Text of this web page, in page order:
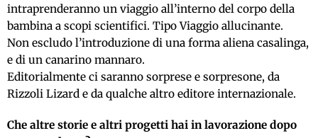
intraprenderanno un viaggio all’interno del corpo della
bambina a scopi scientifici. Tipo Viaggio allucinante.
Non escludo l’introduzione di una forma aliena casalinga,
e di un canarino mannaro.
Editorialmente ci saranno sorprese e sorpresone, da
Rizzoli Lizard e da qualche altro editore internazionale.
Che altre storie e altri progetti hai in lavorazione dopo